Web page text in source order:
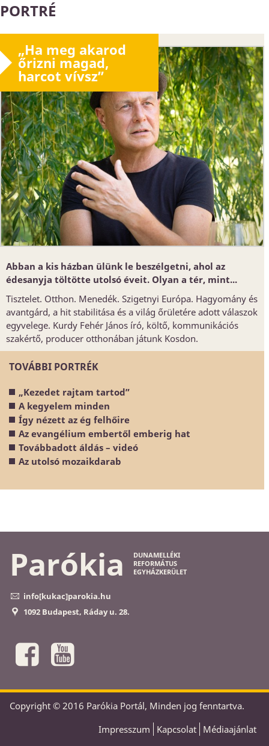
PORTRÉ
„Ha meg akarod
őrizni magad,
harcot vívsz”
Abban a kis házban ülünk le beszélgetni, ahol az
édesanyja töltötte utolsó éveit. Olyan a tér, mint...
Tisztelet. Otthon. Menedék. Szigetnyi Európa. Hagyomány és
avantgárd, a hit stabilitása és a világ őrületére adott válaszok
egyvelege. Kurdy Fehér János író, költő, kommunikációs
szakértő, producer otthonában játunk Kosdon.
TOVÁBBI PORTRÉK
„Kezedet rajtam tartod”
A kegyelem minden
Így nézett az ég felhőire
Az evangélium embertől emberig hat
Továbbadott áldás – videó
Az utolsó mozaikdarab
Parókia
DUNAMELLÉKI
REFORMÁTUS
EGYHÁZKERÜLET
info[kukac]parokia.hu
1092 Budapest, Ráday u. 28.
Copyright © 2016 Parókia Portál, Minden jog fenntartva.
Impresszum
Kapcsolat Médiaajánlat